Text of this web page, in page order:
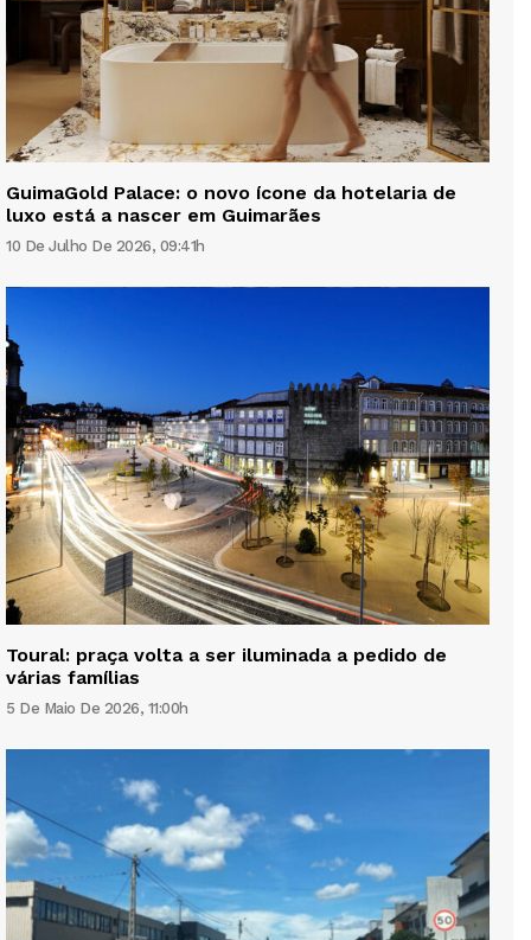
GuimaGold Palace: o novo ícone da hotelaria de
luxo está a nascer em Guimarães
10 De Julho De 2026, 09:41h
Toural: praça volta a ser iluminada a pedido de
várias famílias
5 De Maio De 2026, 11:00h